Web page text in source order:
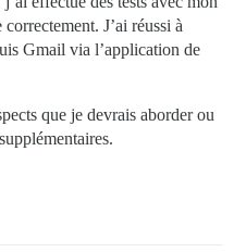
t/19157
J’ai réussi à
Gmail via l’application de
que je devrais aborder ou